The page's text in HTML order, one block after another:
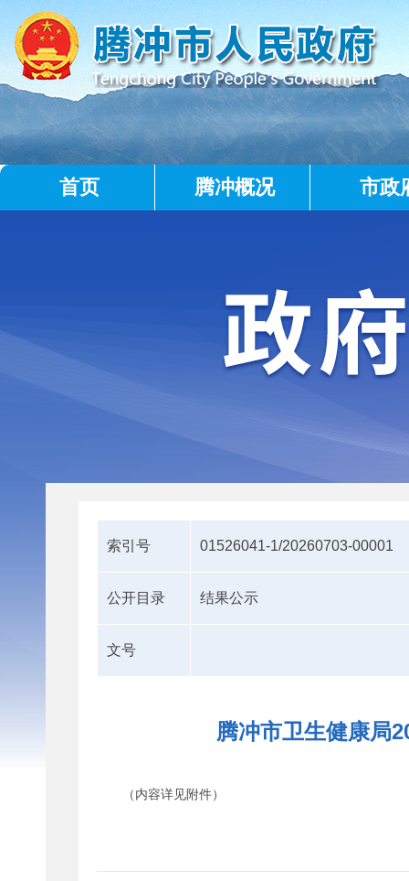
首页 腾冲概况 市政
索引号 01526041-1/20260703-00001
公开目录 结果公示
文号
腾冲市卫生健康局
（内容详见附件）